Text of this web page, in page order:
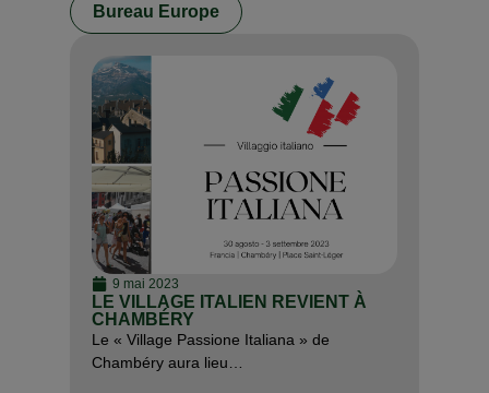
Bureau Europe
9 mai 2023
LE VILLAGE ITALIEN REVIENT À
CHAMBÉRY
Le « Village Passione Italiana » de
Chambéry aura lieu…